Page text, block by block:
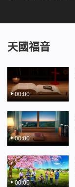
天國福音
00:00
00:00
00:00